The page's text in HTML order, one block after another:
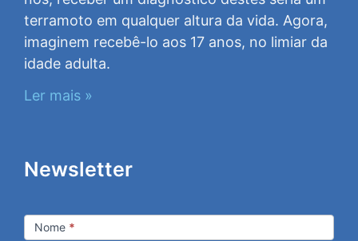
terramoto em qualquer altura da vida. Agora,
imaginem recebê-lo aos 17 anos, no limiar da
idade adulta.
Ler mais »
Newsletter
Nome *